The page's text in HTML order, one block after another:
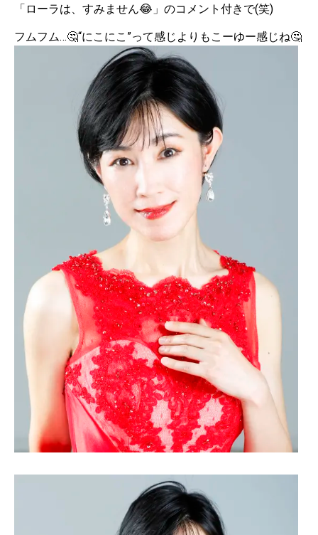
「ローラは、すみません😂」のコメント付きで(笑)
フムフム…🤔“にこにこ”って感じよりもこーゆー感じね🤔